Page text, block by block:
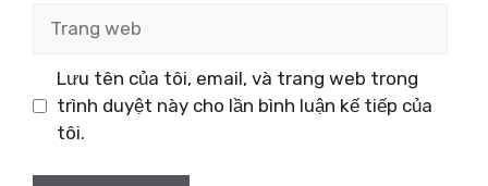
Lưu tên của tôi, email, và trang web trong
trình duyệt này cho lần bình luận kế tiếp của
tôi.